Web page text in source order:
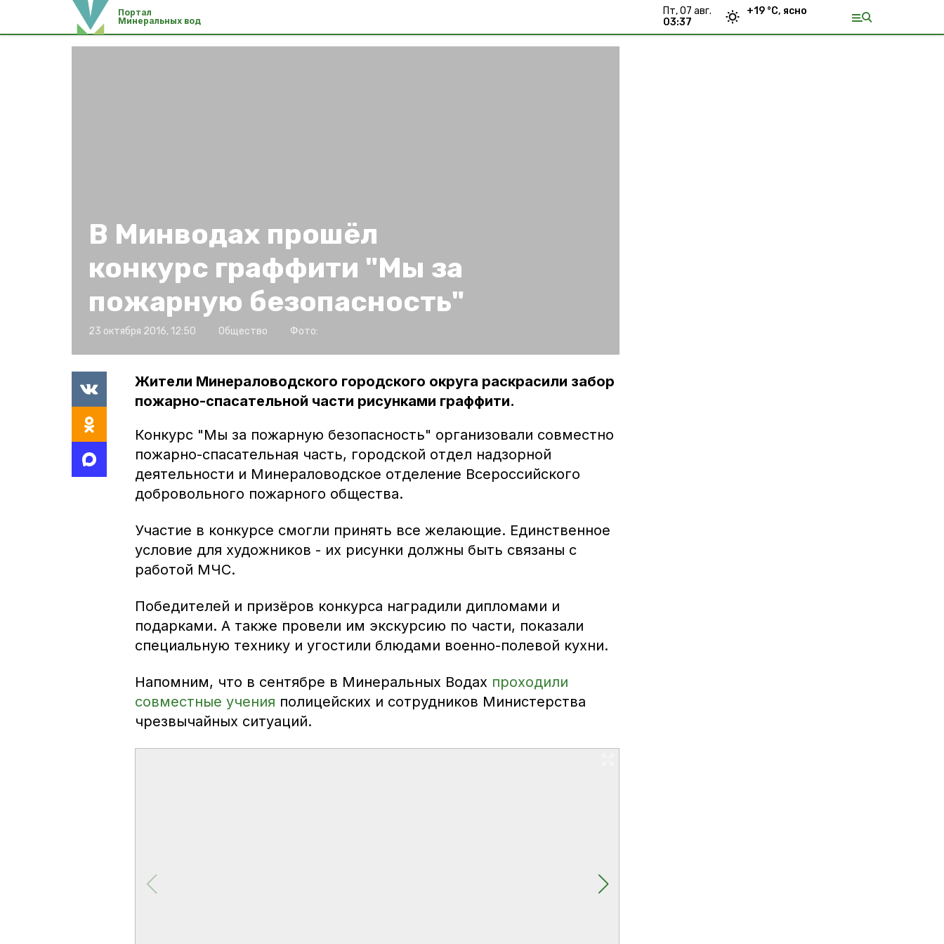
Портал
Минеральных вод
пт, 07 авг.
03:37
+19 °С, ясно
В Минводах прошёл
конкурс граффити "Мы за
пожарную безопасность"
23 октября 2016, 12:50 Общество Фото:
Жители Минераловодского городского округа раскрасили забор
пожарно-спасательной части рисунками граффити.
Конкурс "Мы за пожарную безопасность" организовали совместно
пожарно-спасательная часть, городской отдел надзорной
деятельности и Минераловодское отделение Всероссийского
добровольного пожарного общества.
Участие в конкурсе смогли принять все желающие. Единственное
условие для художников - их рисунки должны быть связаны с
работой МЧС.
Победителей и призёров конкурса наградили дипломами и
подарками. А также провели им экскурсию по части, показали
специальную технику и угостили блюдами военно-полевой кухни.
Напомним, что в сентябре в Минеральных Водах проходили
совместные учения полицейских и сотрудников Министерства
чрезвычайных ситуаций.